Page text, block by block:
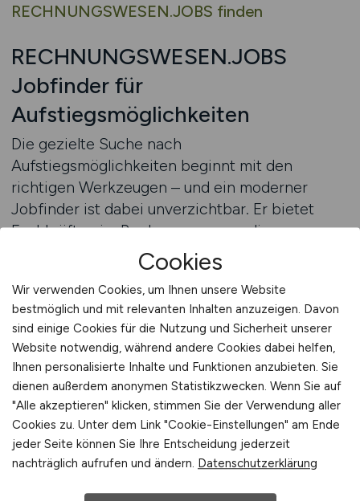
RECHNUNGSWESEN.JOBS finden
RECHNUNGSWESEN.JOBS
Jobfinder für
Aufstiegsmöglichkeiten
Die gezielte Suche nach
Aufstiegsmöglichkeiten beginnt mit den
richtigen Werkzeugen – und ein moderner
Jobfinder ist dabei unverzichtbar. Er bietet
Fachkräften im Rechnungswesen die
Möglichkeit, ihre Suche nach individuellen
Kriterien zu gestalten, sei es nach Position,
Branche, Gehalt oder Arbeitsort. So lässt sich
gezielt herausfinden, wo die besten Chancen
für die persönliche Weiterentwicklung liegen.
Der Jobfinder bündelt aktuelle Stellenangebote,
die sowohl fachliche als auch hierarchische
Entwicklung ermöglichen, und verschafft einen
klaren Überblick über den Arbeitsmarkt. Damit
wird er zu einem zentralen Instrument, um
Karriereziele nicht nur zu planen, sondern
konkret umzusetzen.
Cookies
Wir verwenden Cookies, um Ihnen unsere Website
bestmöglich und mit relevanten Inhalten anzuzeigen. Davon
sind einige Cookies für die Nutzung und Sicherheit unserer
Website notwendig, während andere Cookies dabei helfen,
Ihnen personalisierte Inhalte und Funktionen anzubieten. Sie
dienen außerdem anonymen Statistikzwecken. Wenn Sie auf
"Alle akzeptieren" klicken, stimmen Sie der Verwendung aller
Cookies zu. Unter dem Link "Cookie-Einstellungen" am Ende
jeder Seite können Sie Ihre Entscheidung jederzeit
nachträglich aufrufen und ändern. Datenschutzerklärung